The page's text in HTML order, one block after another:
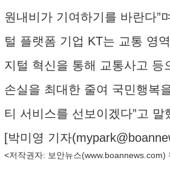
원내비가 기여하기를 바란다”
털 플랫폼 기업 KT는 교통 영
지털 혁신을 통해 교통사고 등
손실을 최대한 줄여 국민행복
티 서비스를 선보이겠다”고 말
[박미영 기자(
<저작권자: 보안뉴스(www.boannews.com)